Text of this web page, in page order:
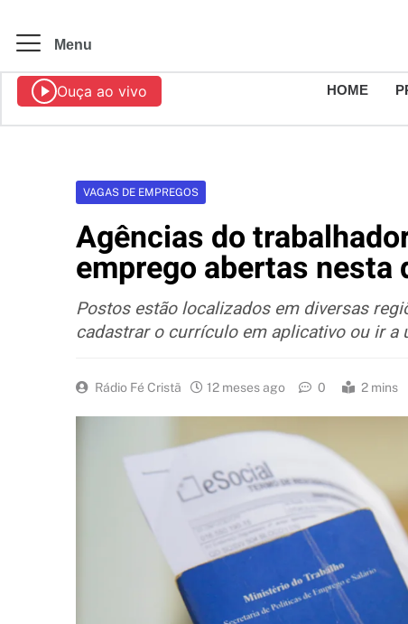
Menu
Ouça ao vivo HOME
VAGAS DE EMPREGOS
Agências do
emprego abertas
Postos estão localizados em diversas
cadastrar o currículo em aplicativo ou ir a
Rádio Fé Cristã 12 meses ago 0 2 mins